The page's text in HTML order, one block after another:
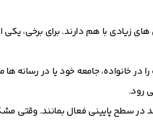
های زیادی با هم دارند. برای برخی،
در خانواده، جامعه خود یا در رسانه
رود.
سطح پایینی فعال بمانند. وقتی